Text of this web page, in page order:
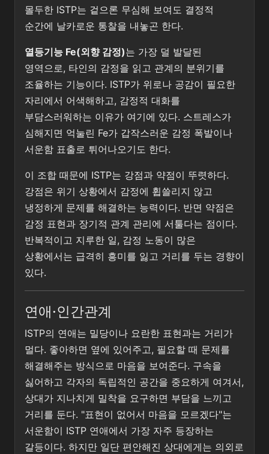
몰두한 ISTP는 겉으론 무심해 보여도 결정적
순간에 날카로운 통찰을 내놓곤 한다.
열등기능 Fe(외향 감정)는 가장 덜 발달된
영역으로, 타인의 감정을 읽고 관계의 분위기를
조율하는 기능이다. ISTP가 위로나 공감이 필요한
자리에서 어색해하고, 감정적 대화를
부담스러워하는 이유가 여기에 있다. 스트레스가
심해지면 억눌린 Fe가 갑작스러운 감정 폭발이나
서운함 표출로 튀어나오기도 한다.
이 조합 때문에 ISTP는 강점과 약점이 뚜렷하다.
강점은 위기 상황에서 감정에 휩쓸리지 않고
냉정하게 문제를 해결하는 능력이다. 반면 약점은
감정 표현과 장기적 관계 관리에 서툴다는 점이다.
반복적이고 지루한 일, 감정 노동이 많은
상황에서는 급격히 흥미를 잃고 거리를 두는 경향이
있다.
연애·인간관계
ISTP의 연애는 밀당이나 요란한 표현과는 거리가
멀다. 좋아하면 옆에 있어주고, 필요할 때 문제를
해결해주는 방식으로 마음을 보여준다. 구속을
싫어하고 각자의 독립적인 공간을 중요하게 여겨서,
상대가 지나치게 밀착을 요구하면 부담을 느끼고
거리를 둔다. "표현이 없어서 마음을 모르겠다"는
서운함이 ISTP 연애에서 가장 자주 등장하는
갈등이다. 하지만 일단 편안해진 상대에게는 의외로